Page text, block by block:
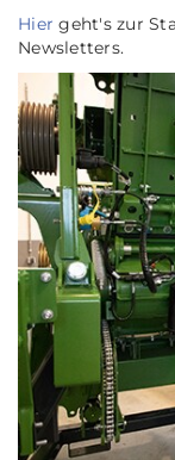
Hier geht's zur
Newsletters.